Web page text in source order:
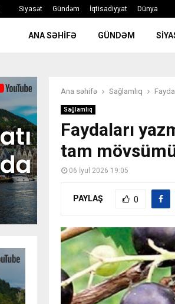
Siyasət Gündəm İqtisadiyyat Dünya
ANA SƏHIFƏ GÜNDƏM
Ana səhifə Sağlamlıq
Sağlamlıq
Faydaları
tam
06 İyul 2026 19:05
PAYLAŞ 0